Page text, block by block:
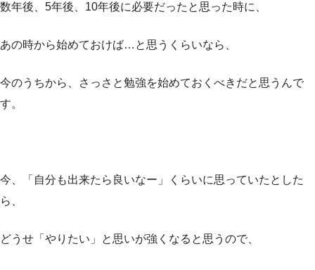
数年後、5年後、10年後に必要だったと思った時に、
あの時から始めておけば…と思うくらいなら、
今のうちから、さっさと勉強を始めておくべきだと思うんで
す。
今、「自分も出来たら良いなー」くらいに思っていたとした
ら、
どうせ「やりたい」と思いが強くなると思うので、